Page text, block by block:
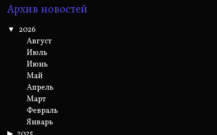
Архив новостей
2026
Август
Июль
Июнь
Май
Апрель
Март
Февраль
Январь